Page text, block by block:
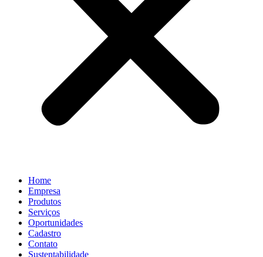
Home
Empresa
Produtos
Serviços
Oportunidades
Cadastro
Contato
Sustentabilidade